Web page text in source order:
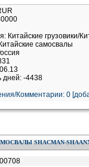
Китайские грузовики/
самосвалы
дней: -4438
Комментарии: 0
SHACMAN-SHAANXI